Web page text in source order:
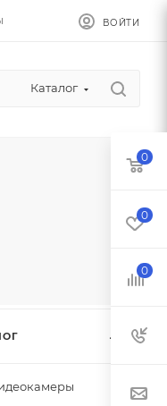
ВОЙТИ
Каталог
0
0
0